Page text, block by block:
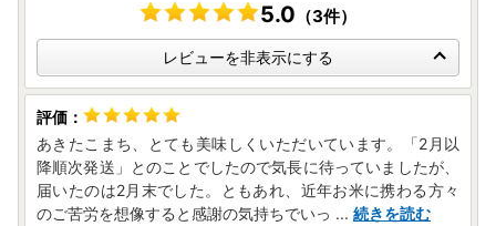
5.0 （3件）
レビューを非表示にする
あきたこまち、とても美味しくいただいています。「2月以
降順次発送」とのことでしたので気長に待っていましたが、
届いたのは2月末でした。ともあれ、近年お米に携わる方々
のご苦労を想像すると感謝の気持ちでいっ ... 続きを読む